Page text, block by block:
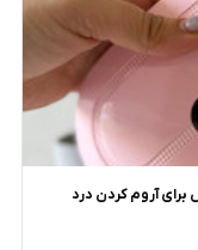
آروم کردن درد